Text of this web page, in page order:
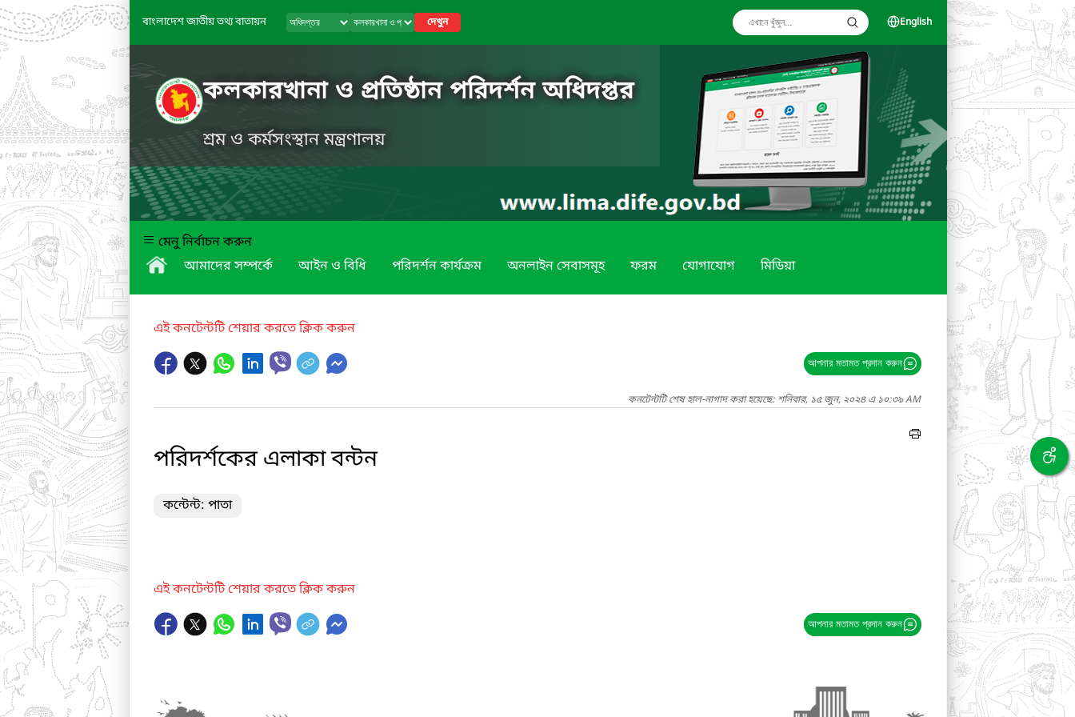
বাংলাদেশ জাতীয় তথ্য বাতায়ন দেখুন English
কলকারখানা ও প্রতিষ্ঠান পরিদর্শন অধিদপ্তর
শ্রম ও কর্মসংস্থান মন্ত্রণালয়
মেনু নির্বাচন করুন
আমাদের সম্পর্কে
আইন ও বিধি পরিদর্শন কার্যক্রম অনলাইন সেবাসমূহ ফরম যোগাযোগ মিডিয়া
এই কনটেন্টটি শেয়ার করতে ক্লিক করুন
আপনার মতামত প্রদান করুন
কনটেন্টটি শেষ হাল-নাগাদ করা হয়েছে: শনিবার, ১৫ জুন, ২০২৪ এ ১০:৩৯ AM
পরিদর্শকের এলাকা বন্টন
কন্টেন্ট: পাতা
এই কনটেন্টটি শেয়ার করতে ক্লিক করুন
আপনার মতামত প্রদান করুন